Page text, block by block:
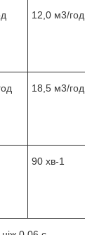
12,0 м3/год
18,5 м3/год
90 хв-1